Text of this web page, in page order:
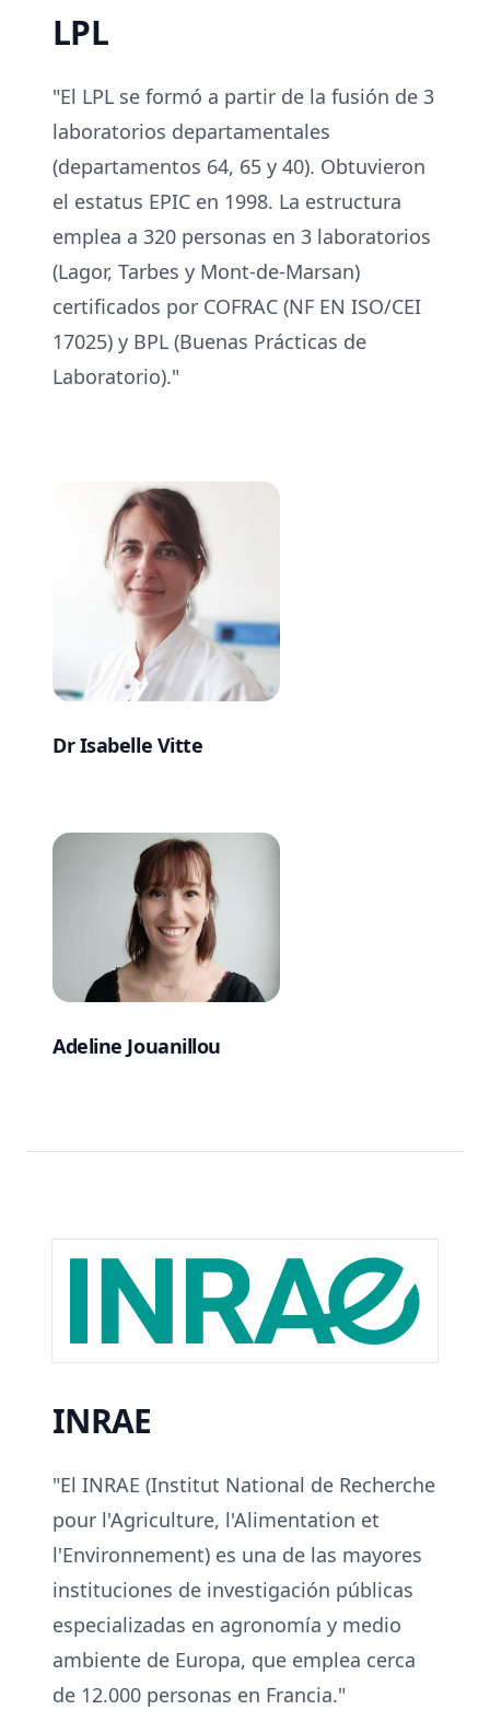
LPL
"El LPL se formó a partir de la fusión de 3
laboratorios departamentales
(departamentos 64, 65 y 40). Obtuvieron
el estatus EPIC en 1998. La estructura
emplea a 320 personas en 3 laboratorios
(Lagor, Tarbes y Mont-de-Marsan)
certificados por COFRAC (NF EN ISO/CEI
17025) y BPL (Buenas Prácticas de
Laboratorio)."
Dr Isabelle Vitte
Adeline Jouanillou
INRAE
"El INRAE (Institut National de Recherche
pour l'Agriculture, l'Alimentation et
l'Environnement) es una de las mayores
instituciones de investigación públicas
especializadas en agronomía y medio
ambiente de Europa, que emplea cerca
de 12.000 personas en Francia."